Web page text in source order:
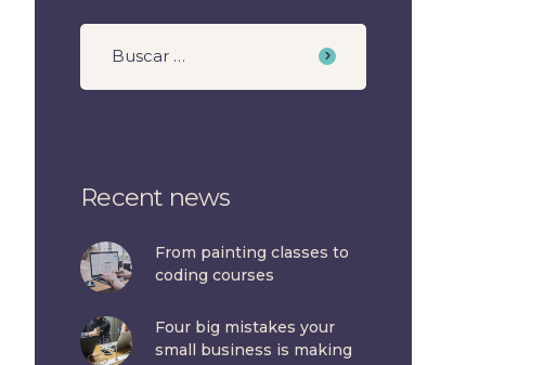
Recent news
From painting classes to
coding courses
Four big mistakes your
small business is making